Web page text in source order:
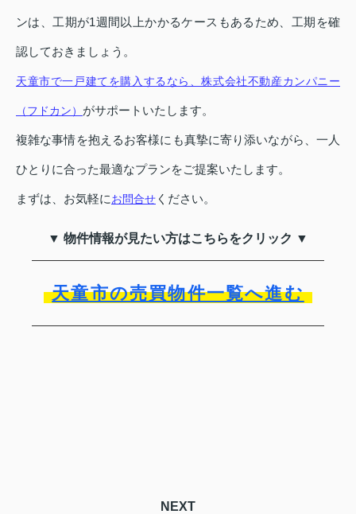
ンは、工期が1週間以上かかるケースもあるため、工期を確
認しておきましょう。
天童市で一戸建てを購入するなら、株式会社不動産カンパニー
（フドカン） がサポートいたします。
複雑な事情を抱えるお客様にも真摯に寄り添いながら、一人
ひとりに合った最適なプランをご提案いたします。
まずは、お気軽にお問合せ ください。
▼ 物件情報が見たい方はこちらをクリック ▼
天童市の売買物件一覧へ進む
NEXT